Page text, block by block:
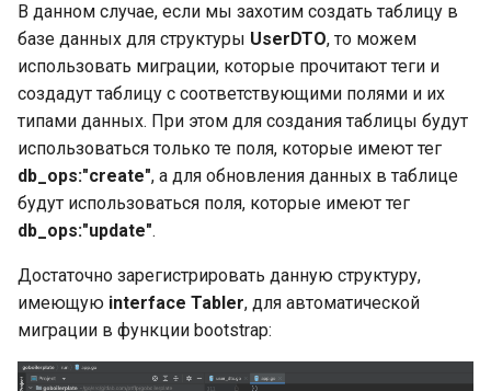
Основные литералы
значений: литералы
значений рун
Литералы строковых
значений
значений
использовать для
максимальное число
Динамический тип int
Динамический тип int:
внутреннее устройство
Вещественные числа
устройство
связанные со строками
Оптимизация
для преобразований
между строками и
байтовыми срезами
Другие методы
Подробнее о сравнении
строк
Интерфейсы в Go
RuneCountInString и Valid
Пакет fmt
Чтение файлов в Go
Запись файлов в Go
Полезные типы и
для ввода-вывода:
вывод
Тайм-аут и бегущая
Закрытие каналов
Закрытие каналов:
решения грубого
Закрытие каналов:
Закрытие каналов:
Отношения Strategy с
другими паттернами
пространство памяти
Обозначение Big-O:
использование
приближения и
BubbleSort (сортировка
пузырьком)
Go
Go: кейсы с
В данном случае, если мы захотим создать таблицу в
базе данных для структуры UserDTO, то можем
использовать миграции, которые прочитают теги и
создадут таблицу с соответствующими полями и их
типами данных. При этом для создания таблицы будут
использоваться только те поля, которые имеют тег
db_ops:"create", а для обновления данных в таблице
будут использоваться поля, которые имеют тег
db_ops:"update".
Достаточно зарегистрировать данную структуру,
имеющую interface Tabler, для автоматической
миграции в функции bootstrap: